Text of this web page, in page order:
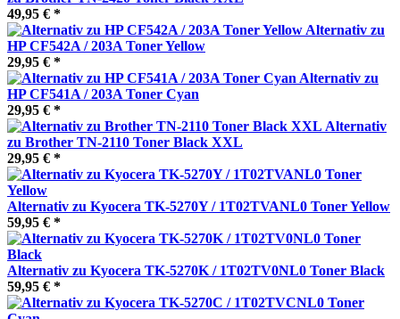
49,95 € *
Alternativ zu
HP CF542A / 203A Toner Yellow
29,95 € *
Alternativ zu
HP CF541A / 203A Toner Cyan
29,95 € *
Alternativ
zu Brother TN-2110 Toner Black XXL
29,95 € *
Alternativ zu Kyocera TK-5270Y / 1T02TVANL0 Toner Yellow
59,95 € *
Alternativ zu Kyocera TK-5270K / 1T02TV0NL0 Toner Black
59,95 € *